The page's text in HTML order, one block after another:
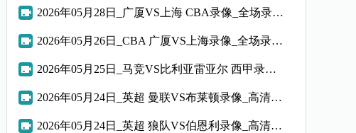
2026年05月28日_广厦VS上海 CBA录像_全场录像【高清回放】
2026年05月26日_CBA 广厦VS上海录像_全场录像【高清回放】
2026年05月25日_马竞VS比利亚雷亚尔 西甲录像_高清录像【全场回放】
2026年05月24日_英超 曼联VS布莱顿录像_高清录像【全场回放】
2026年05月24日_英超 狼队VS伯恩利录像_高清录像【全场回放】